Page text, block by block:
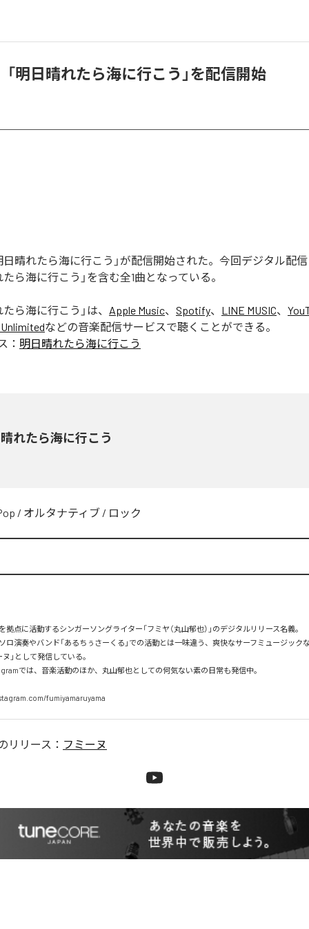
明日晴れたら海に行こう」を配信開始
日晴れたら海に行こう」が配信開始された。今回デジタル配
ら海に行こう」を含む全1曲となっている。
ら海に行こう 」は、 Apple Music、 Spotify、 LINE MUSIC、
などの音楽配信サービスで聴くことができる。
： 明日晴れたら海に行こう
れたら海に行こう
/ オルタナティブ / ロック
拠点に活動するシンガーソングライター「フミヤ（丸山郁也）」のデジタルリリース名義。
ロ演奏やバンド「あるちぅさーくる」での活動とは一味違う、爽快なサーフミュージック
」として発信している。
では、音楽活動のほか、丸山郁也としての何気ない素の日常も発信中。
fumiyamaruyama
リリース： フミーヌ